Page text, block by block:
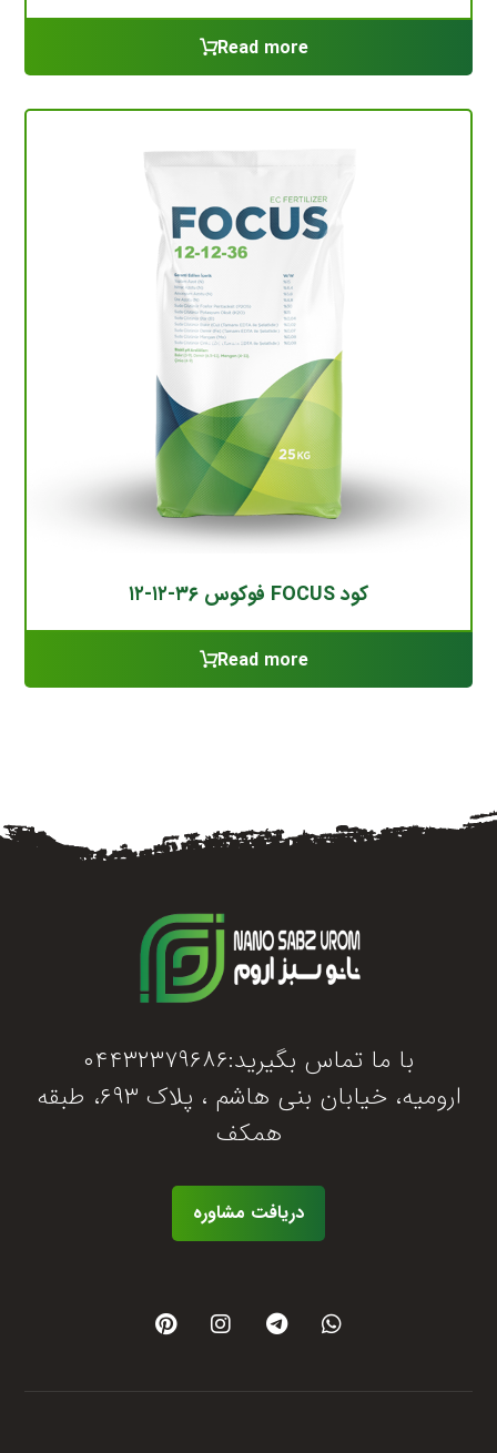
Read more
کود FOCUS فوکوس ۳۶-۱۲-۱۲
Read more
با ما تماس بگیرید:۰۴۴۳۲۳۷۹۶۸۶
ارومیه، خیابان بنی هاشم ، پلاک ۶۹۳، طبقه
همکف
دریافت مشاوره